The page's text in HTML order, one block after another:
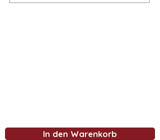
In den Warenkorb